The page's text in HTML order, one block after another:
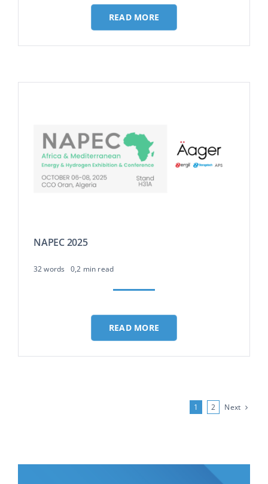
READ MORE
NAPEC 2025
32 words 0,2 min read
READ MORE
1 2 Next